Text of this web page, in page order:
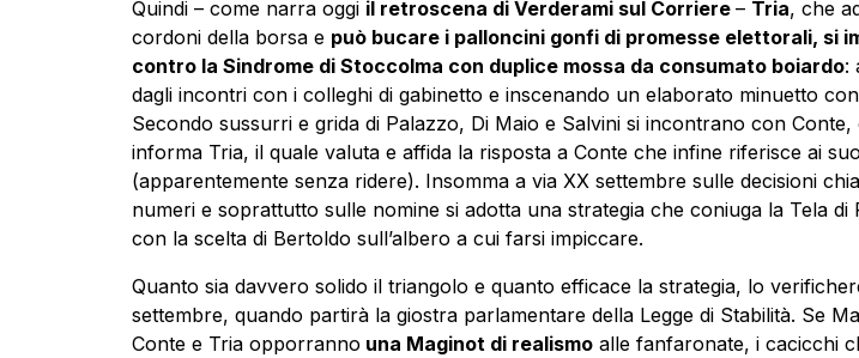
Quindi – come narra oggi il retroscena di Verderami sul Corriere – Tria, che
cordoni della borsa e può bucare i palloncini gonfi di promesse elettorali, si
contro la Sindrome di Stoccolma con duplice mossa da consumato boiardo:
dagli incontri con i colleghi di gabinetto e inscenando un elaborato minuetto
Secondo sussurri e grida di Palazzo, Di Maio e Salvini si incontrano con Conte,
informa Tria, il quale valuta e affida la risposta a Conte che infine riferisce ai
(apparentemente senza ridere). Insomma a via XX settembre sulle decisioni
numeri e soprattutto sulle nomine si adotta una strategia che coniuga la Tela di
con la scelta di Bertoldo sull’albero a cui farsi impiccare.
Quanto sia davvero solido il triangolo e quanto efficace la strategia, lo
settembre, quando partirà la giostra parlamentare della Legge di Stabilità. Se
Conte e Tria opporranno una Maginot di realismoalle fanfaronate, i cacicchi